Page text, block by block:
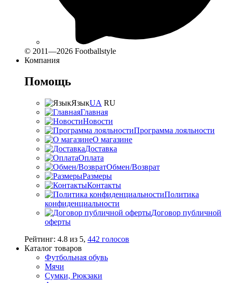
© 2011—2026 Footballstyle
Компания
Помощь
ЯзыкUA RU
Главная
Новости
Программа лояльности
О магазине
Доставка
Оплата
Обмен/Возврат
Размеры
Контакты
Политика
конфиденциальности
Договор публичной
оферты
Рейтинг: 4.8 из 5, 442 голосов
Каталог товаров
Футбольная обувь
Мячи
Сумки, Рюкзаки